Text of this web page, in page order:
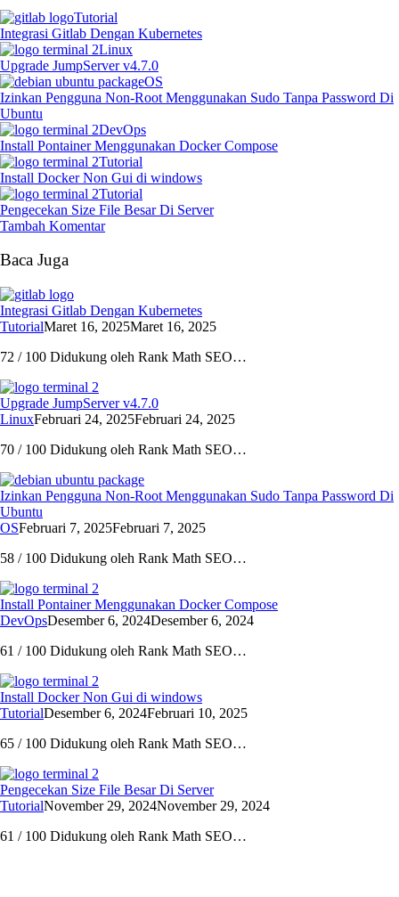
Tutorial
Integrasi Gitlab Dengan Kubernetes
Linux
Upgrade JumpServer v4.7.0
OS
Izinkan Pengguna Non-Root Menggunakan Sudo Tanpa Password Di
Ubuntu
DevOps
Install Pontainer Menggunakan Docker Compose
Tutorial
Install Docker Non Gui di windows
Tutorial
Pengecekan Size File Besar Di Server
Tambah Komentar
Baca Juga
Integrasi Gitlab Dengan Kubernetes
TutorialMaret 16, 2025Maret 16, 2025
72 / 100 Didukung oleh Rank Math SEO…
Upgrade JumpServer v4.7.0
LinuxFebruari 24, 2025Februari 24, 2025
70 / 100 Didukung oleh Rank Math SEO…
Izinkan Pengguna Non-Root Menggunakan Sudo Tanpa Password Di
Ubuntu
OSFebruari 7, 2025Februari 7, 2025
58 / 100 Didukung oleh Rank Math SEO…
Install Pontainer Menggunakan Docker Compose
DevOpsDesember 6, 2024Desember 6, 2024
61 / 100 Didukung oleh Rank Math SEO…
Install Docker Non Gui di windows
TutorialDesember 6, 2024Februari 10, 2025
65 / 100 Didukung oleh Rank Math SEO…
Pengecekan Size File Besar Di Server
TutorialNovember 29, 2024November 29, 2024
61 / 100 Didukung oleh Rank Math SEO…